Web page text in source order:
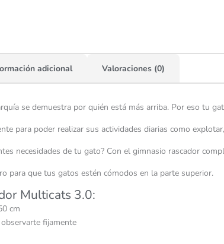
adicional Valoraciones (0)
se demuestra por quién está más arriba. Por eso tu
para poder realizar sus actividades diarias como
necesidades de tu gato? Con el gimnasio rascador
para que tus gatos estén cómodos en la parte superior.
Multicats 3.0:
cm
fijamente